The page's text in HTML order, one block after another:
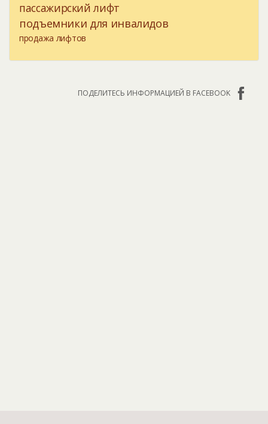
пассажирский лифт
подъемники для инвалидов
продажа лифтов
ПОДЕЛИТЕСЬ ИНФОРМАЦИЕЙ В FACEBOOK